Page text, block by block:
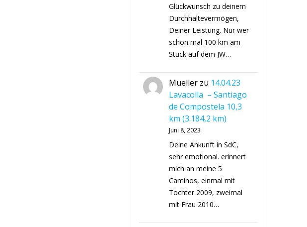
Glückwunsch zu deinem
Durchhaltevermögen,
Deiner Leistung. Nur wer
schon mal 100 km am
Stück auf dem JW…
Mueller zu 14.04.23
Lavacolla – Santiago
de Compostela 10,3
km (3.184,2 km)
Juni 8, 2023
Deine Ankunft in SdC,
sehr emotional. erinnert
mich an meine 5
Caminos, einmal mit
Tochter 2009, zweimal
mit Frau 2010…